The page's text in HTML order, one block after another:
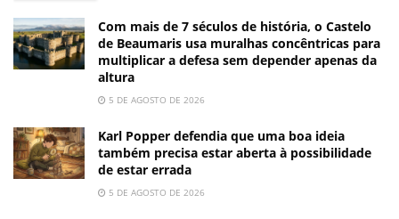
Com mais de 7 séculos de história, o Castelo
de Beaumaris usa muralhas concêntricas para
multiplicar a defesa sem depender apenas da
altura
5 DE AGOSTO DE 2026
Karl Popper defendia que uma boa ideia
também precisa estar aberta à possibilidade
de estar errada
5 DE AGOSTO DE 2026